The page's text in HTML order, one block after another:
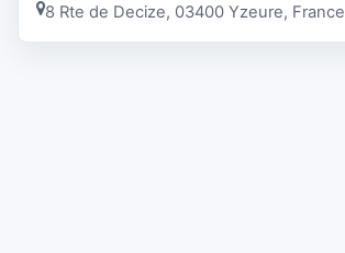
8 Rte de Decize, 03400 Yzeure, France